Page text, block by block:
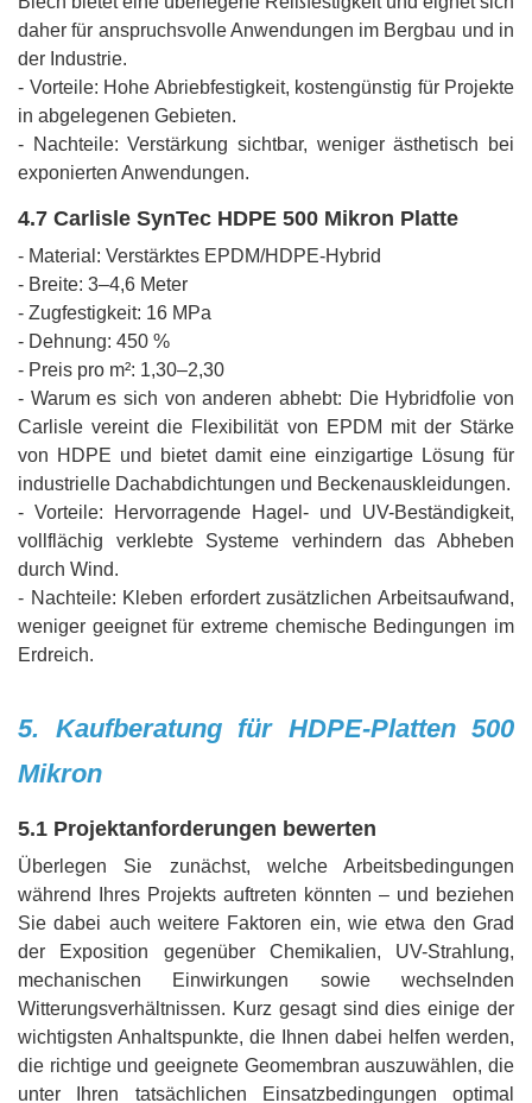
daher für anspruchsvolle Anwendungen im Bergbau und in
der Industrie.
- Vorteile: Hohe Abriebfestigkeit, kostengünstig für Projekte
in abgelegenen Gebieten.
- Nachteile: Verstärkung sichtbar, weniger ästhetisch bei
exponierten Anwendungen.
4.7 Carlisle SynTec HDPE 500 Mikron Platte
- Material: Verstärktes EPDM/HDPE-Hybrid
- Breite: 3–4,6 Meter
- Zugfestigkeit: 16 MPa
- Dehnung: 450 %
- Preis pro m²: 1,30–2,30
- Warum es sich von anderen abhebt: Die Hybridfolie von
Carlisle vereint die Flexibilität von EPDM mit der Stärke
von HDPE und bietet damit eine einzigartige Lösung für
industrielle Dachabdichtungen und Beckenauskleidungen.
- Vorteile: Hervorragende Hagel- und UV-Beständigkeit,
vollflächig verklebte Systeme verhindern das Abheben
durch Wind.
- Nachteile: Kleben erfordert zusätzlichen Arbeitsaufwand,
weniger geeignet für extreme chemische Bedingungen im
Erdreich.
5. Kaufberatung für HDPE-Platten 500
Mikron
5.1 Projektanforderungen bewerten
Überlegen Sie zunächst, welche Arbeitsbedingungen
während Ihres Projekts auftreten könnten – und beziehen
Sie dabei auch weitere Faktoren ein, wie etwa den Grad
der Exposition gegenüber Chemikalien, UV-Strahlung,
mechanischen Einwirkungen sowie wechselnden
Witterungsverhältnissen. Kurz gesagt sind dies einige der
wichtigsten Anhaltspunkte, die Ihnen dabei helfen werden,
die richtige und geeignete Geomembran auszuwählen, die
unter Ihren tatsächlichen Einsatzbedingungen optimal